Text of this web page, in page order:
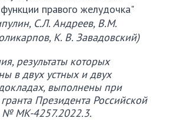
правого желудочка"
С.Л. Андреев, В.М.
К. В. Завадовский)
результаты которых
в двух устных и двух
выполнены при
Президента Российской
MK-4257.2022.3.